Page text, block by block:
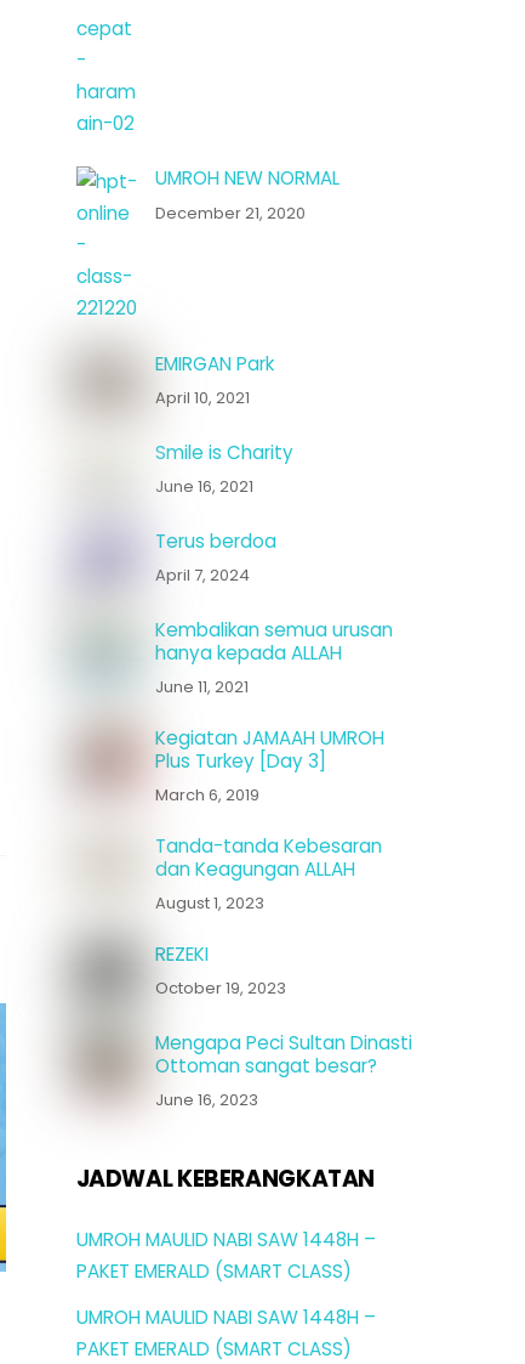
UMROH NEW NORMAL
December 21, 2020
EMIRGAN Park
April 10, 2021
Smile is Charity
June 16, 2021
Terus berdoa
April 7, 2024
Kembalikan semua urusan
hanya kepada ALLAH
June 11, 2021
Kegiatan JAMAAH UMROH
Plus Turkey [Day 3]
March 6, 2019
Tanda-tanda Kebesaran
dan Keagungan ALLAH
August 1, 2023
REZEKI
October 19, 2023
Mengapa Peci Sultan Dinasti
Ottoman sangat besar?
June 16, 2023
JADWAL KEBERANGKATAN
UMROH MAULID NABI SAW 1448H –
PAKET EMERALD (SMART CLASS)
UMROH MAULID NABI SAW 1448H –
PAKET EMERALD (SMART CLASS)